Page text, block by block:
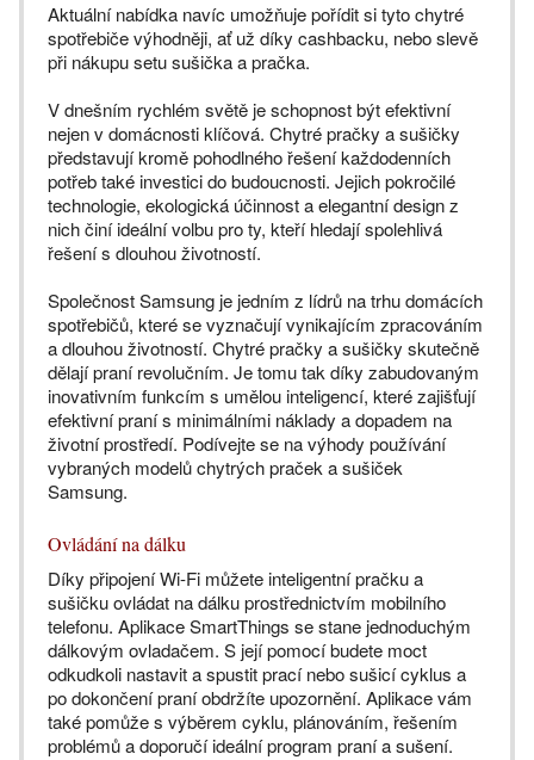
Aktuální nabídka navíc umožňuje pořídit si tyto chytré
spotřebiče výhodněji, ať už díky cashbacku, nebo slevě
při nákupu setu sušička a pračka.
V dnešním rychlém světě je schopnost být efektivní
nejen v domácnosti klíčová. Chytré pračky a sušičky
představují kromě pohodlného řešení každodenních
potřeb také investici do budoucnosti. Jejich pokročilé
technologie, ekologická účinnost a elegantní design z
nich činí ideální volbu pro ty, kteří hledají spolehlivá
řešení s dlouhou životností.
Společnost Samsung je jedním z lídrů na trhu domácích
spotřebičů, které se vyznačují vynikajícím zpracováním
a dlouhou životností. Chytré pračky a sušičky skutečně
dělají praní revolučním. Je tomu tak díky zabudovaným
inovativním funkcím s umělou inteligencí, které zajišťují
efektivní praní s minimálními náklady a dopadem na
životní prostředí. Podívejte se na výhody používání
vybraných modelů chytrých praček a sušiček
Samsung.
Ovládání na dálku
Díky připojení Wi-Fi můžete inteligentní pračku a
sušičku ovládat na dálku prostřednictvím mobilního
telefonu. Aplikace SmartThings se stane jednoduchým
dálkovým ovladačem. S její pomocí budete moct
odkudkoli nastavit a spustit prací nebo sušicí cyklus a
po dokončení praní obdržíte upozornění. Aplikace vám
také pomůže s výběrem cyklu, plánováním, řešením
problémů a doporučí ideální program praní a sušení.